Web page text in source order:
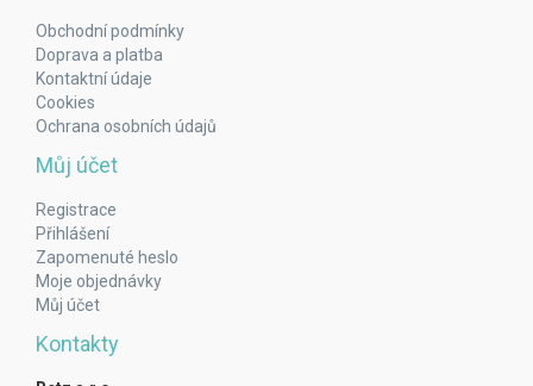
Obchodní podmínky
Doprava a platba
Kontaktní údaje
Cookies
Ochrana osobních údajů
Můj účet
Registrace
Přihlášení
Zapomenuté heslo
Moje objednávky
Můj účet
Kontakty